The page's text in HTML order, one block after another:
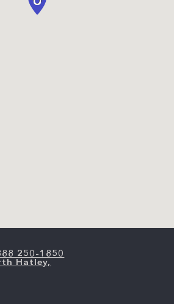
250-1850
Hatley,